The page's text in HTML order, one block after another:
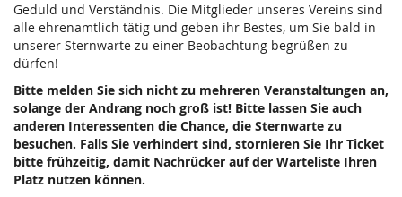
Geduld und Verständnis. Die Mitglieder unseres Vereins sind
alle ehrenamtlich tätig und geben ihr Bestes, um Sie bald in
unserer Sternwarte zu einer Beobachtung begrüßen zu
dürfen!
Bitte melden Sie sich nicht zu mehreren Veranstaltungen an,
solange der Andrang noch groß ist! Bitte lassen Sie auch
anderen Interessenten die Chance, die Sternwarte zu
besuchen. Falls Sie verhindert sind, stornieren Sie Ihr Ticket
bitte frühzeitig, damit Nachrücker auf der Warteliste Ihren
Platz nutzen können.